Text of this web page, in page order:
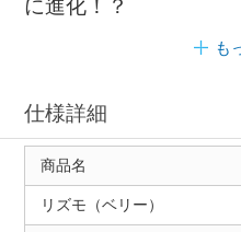
に進化！？
も
仕様詳細
商品名
リズモ（ベリー）